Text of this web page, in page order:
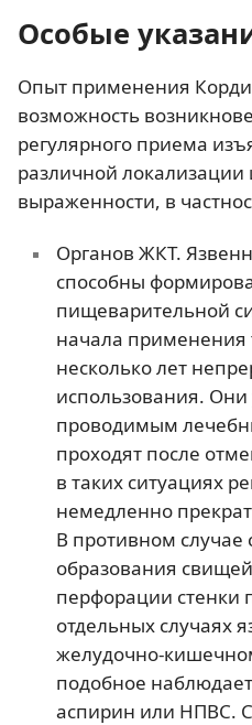
Особые
Опыт применения
возможность
регулярного приема
различной локализации
выраженности, в
Органов ЖКТ.
способны
пищеварительной
начала применения
несколько лет
использования. Они
проводимым
проходят после
в таких ситуациях
немедленно
В противном случае
образования
перфорации стенки
отдельных случаях
желудочно-
подобное
аспирин или НПВС.